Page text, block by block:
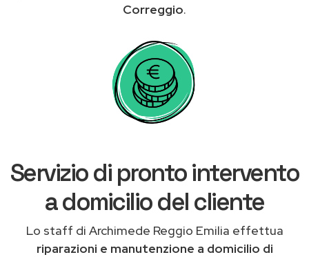
Correggio.
Servizio di pronto intervento
a domicilio del cliente
Lo staff di Archimede Reggio Emilia effettua
riparazioni e manutenzione a domicilio di